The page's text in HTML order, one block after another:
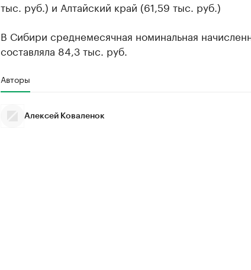
тыс. руб.) и Алтайский край (61,59 тыс. руб.)
В Сибири среднемесячная номинальная
составляла 84,3 тыс. руб.
Авторы
Алексей Коваленок